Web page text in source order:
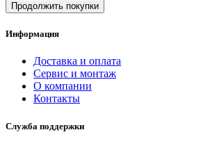
Продолжить покупки
Информация
Доставка и оплата
Сервис и монтаж
О компании
Контакты
Служба поддержки